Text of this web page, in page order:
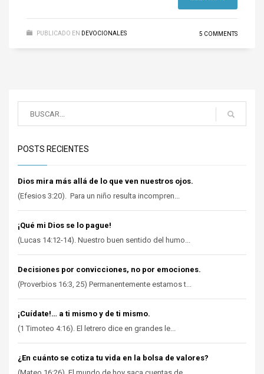
PUBLICADO EN DEVOCIONALES 5 COMMENTS
POSTS RECIENTES
Dios mira más allá de lo que ven nuestros ojos.
(Efesios 3:20). Para un niño resulta incompren...
¡Qué mi Dios se lo pague!
(Lucas 14:12-14). Nuestro buen sentido del humo...
Decisiones por convicciones, no por emociones.
(Proverbios 16:3, 25) Permanentemente estamos t...
¡Cuídate!… a ti mismo y de ti mismo.
(1 Timoteo 4:16). El letrero dice en grandes le...
¿En cuánto se cotiza tu vida en la bolsa de valores?